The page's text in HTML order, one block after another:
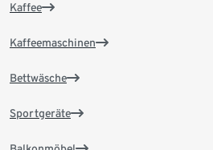
Kaffee
Kaffeemaschinen
Bettwäsche
Sportgeräte